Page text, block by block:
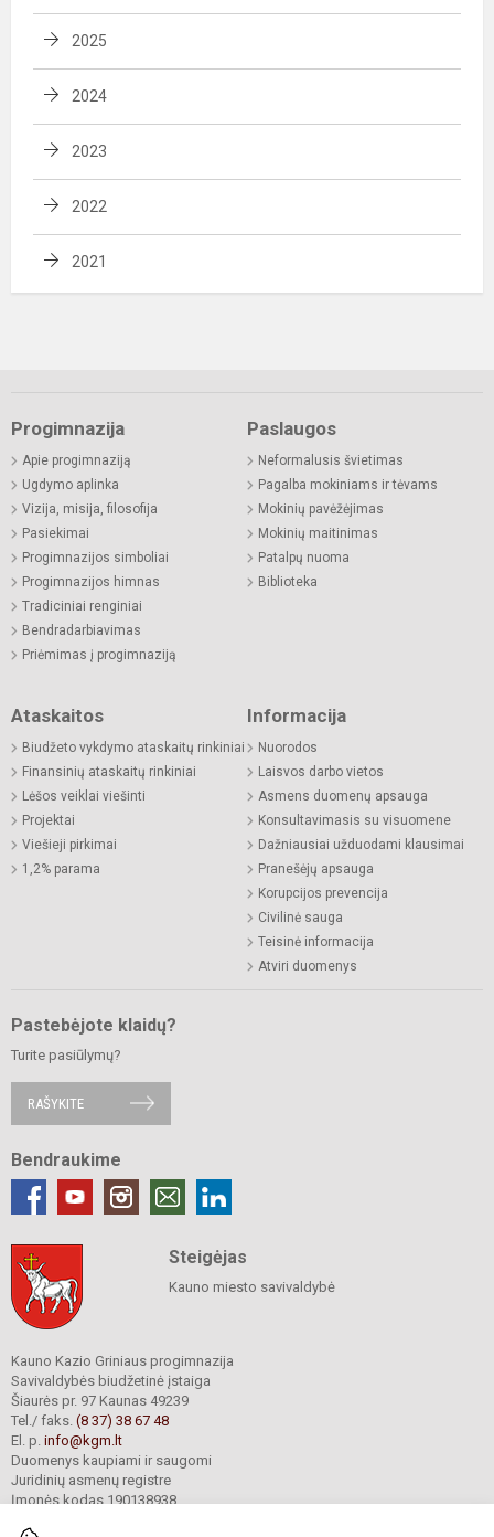
2025
2024
2023
2022
2021
Progimnazija
Apie progimnaziją
Ugdymo aplinka
Vizija, misija, filosofija
Pasiekimai
Progimnazijos simboliai
Progimnazijos himnas
Tradiciniai renginiai
Bendradarbiavimas
Priėmimas į progimnaziją
Paslaugos
Neformalusis švietimas
Pagalba mokiniams ir tėvams
Mokinių pavėžėjimas
Mokinių maitinimas
Patalpų nuoma
Biblioteka
Ataskaitos
Biudžeto vykdymo ataskaitų rinkiniai
Finansinių ataskaitų rinkiniai
Lėšos veiklai viešinti
Projektai
Viešieji pirkimai
1,2% parama
Informacija
Nuorodos
Laisvos darbo vietos
Asmens duomenų apsauga
Konsultavimasis su visuomene
Dažniausiai užduodami klausimai
Pranešėjų apsauga
Korupcijos prevencija
Civilinė sauga
Teisinė informacija
Atviri duomenys
Pastebėjote klaidų?
Turite pasiūlymų?
RAŠYKITE
Bendraukime
Steigėjas
Kauno miesto savivaldybė
Kauno Kazio Griniaus progimnazija
Savivaldybės biudžetinė įstaiga
Šiaurės pr. 97 Kaunas 49239
Tel./ faks. (8 37) 38 67 48
El. p. info@kgm.lt
Duomenys kaupiami ir saugomi
Juridinių asmenų registre
Įmonės kodas 190138938